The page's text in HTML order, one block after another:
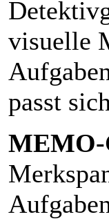
visuelle
passt